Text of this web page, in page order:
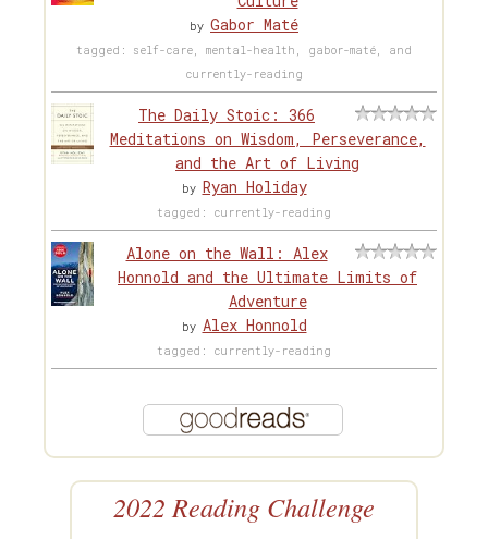
by Gabor Maté
tagged: self-care, mental-health, gabor-maté, and
currently-reading
The Daily Stoic: 366
Meditations on Wisdom, Perseverance,
and the Art of Living
by Ryan Holiday
tagged: currently-reading
Alone on the Wall: Alex
Honnold and the Ultimate Limits of
Adventure
by Alex Honnold
tagged: currently-reading
2022 Reading Challenge